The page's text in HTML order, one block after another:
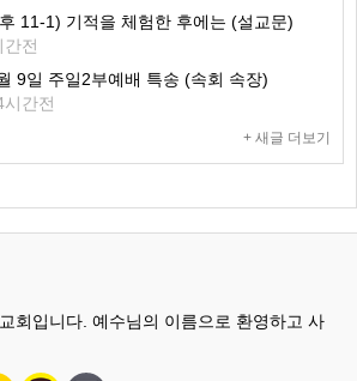
11-1) 기적을 체험한 후에는 (설교문)
간전
9일 주일2부예배 특송 (속회 속장)
시간전
+ 새글 더보기
회입니다. 예수님의 이름으로 환영하고 사